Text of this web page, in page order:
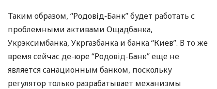
Таким образом, “Родовід-Банк” будет работать с
проблемными активами Ощадбанка,
Укрэксимбанка, Укргазбанка и банка “Киев”. В то же
время сейчас де-юре “Родовід-Банк” еще не
является санационным банком, поскольку
регулятор только разрабатывает механизмы